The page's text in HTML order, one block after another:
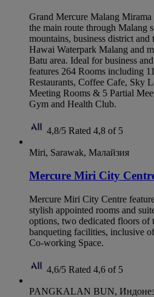
Grand Mercure Malang
the main route through Malang
mountains, business district and
Hawai Waterpark Malang and
Batu area. Ideal for business
features 264 Rooms including
Restaurants, Coffee Cafe, Sky
Meeting Rooms & 5 Partial
Gym and Health Club.
4,8/5 Rated 4,8 of 5
Miri, Sarawak, Малайзия
Mercure Miri City
Mercure Miri City Centre
stylish appointed rooms and
options, two dedicated floors of
banqueting facilities, inclusive
Co-working Space.
4,6/5 Rated 4,6 of 5
PANGKALAN BUN,